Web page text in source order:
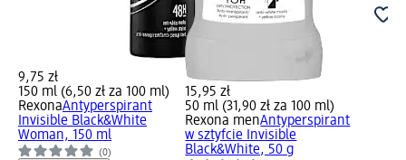
9,75 zł
150 ml (6,50 zł za 100 ml)
RexonaAntyperspirant
Invisible Black&White
Woman, 150 ml
(0)
15,95 zł
50 ml (31,90 zł za 100 ml)
Rexona menAntyperspirant
w sztyfcie Invisible
Black&White, 50 g